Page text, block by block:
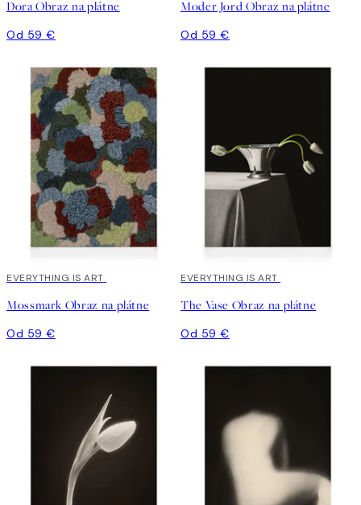
Dora Obraz na plátne
Od 59 €
Moder Jord Obraz na plátne
Od 59 €
EVERYTHING IS ART
Mossmark Obraz na plátne
Od 59 €
EVERYTHING IS ART
The Vase Obraz na plátne
Od 59 €